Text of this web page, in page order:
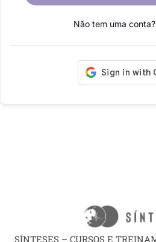
Não tem uma conta?
SÍNTESES – CURSOS E